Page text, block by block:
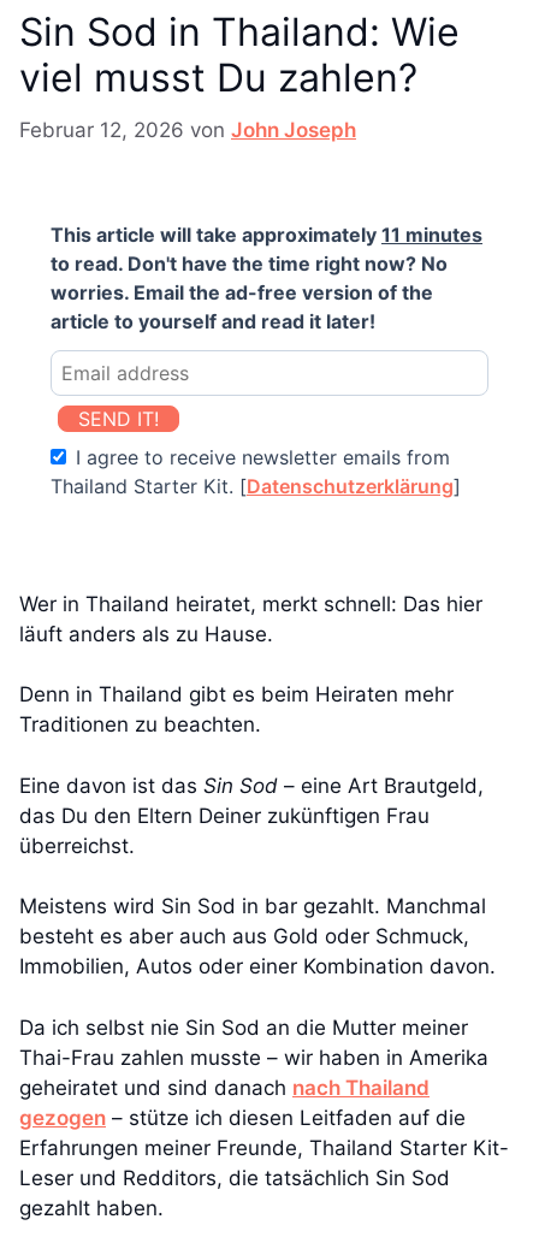
Sin Sod in Thailand: Wie
viel musst Du zahlen?
Februar 12, 2026 von John Joseph
This article will take approximately 11 minutes
to read. Don't have the time right now? No
worries. Email the ad-free version of the
article to yourself and read it later!
SEND IT!
I agree to receive newsletter emails from
Thailand Starter Kit. [Datenschutzerklärung]
Wer in Thailand heiratet, merkt schnell: Das hier
läuft anders als zu Hause.
Denn in Thailand gibt es beim Heiraten mehr
Traditionen zu beachten.
Eine davon ist das Sin Sod – eine Art Brautgeld,
das Du den Eltern Deiner zukünftigen Frau
überreichst.
Meistens wird Sin Sod in bar gezahlt. Manchmal
besteht es aber auch aus Gold oder Schmuck,
Immobilien, Autos oder einer Kombination davon.
Da ich selbst nie Sin Sod an die Mutter meiner
Thai-Frau zahlen musste – wir haben in Amerika
geheiratet und sind danach nach Thailand
gezogen – stütze ich diesen Leitfaden auf die
Erfahrungen meiner Freunde, Thailand Starter Kit-
Leser und Redditors, die tatsächlich Sin Sod
gezahlt haben.